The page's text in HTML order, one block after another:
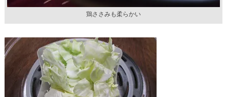
鶏ささみも柔らかい